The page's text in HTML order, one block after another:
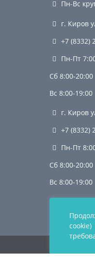
Пн-Вс
г. Киров
+7 (8332)
Пн-Пт
Сб 8:00-20:00
Вс 8:00-19:00
г. Киров
+7 (8332)
Пн-Пт
Сб 8:00-20:00
Вс 8:00-19:00